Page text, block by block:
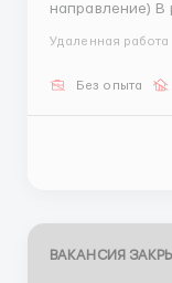
направление) В рамках развития цифровых
процессов мы
работы с
спокойная,
Удаленная работа
Без опыта
ВАКАНСИЯ